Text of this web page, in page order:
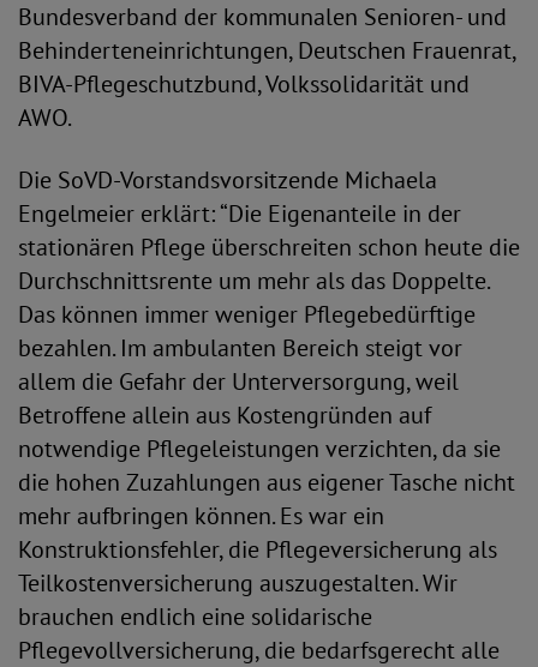
Bundesverband der kommunalen Senioren- und
Behinderteneinrichtungen, Deutschen Frauenrat,
BIVA-Pflegeschutzbund, Volkssolidarität und
AWO.
Die SoVD-Vorstandsvorsitzende Michaela
Engelmeier erklärt: “Die Eigenanteile in der
stationären Pflege überschreiten schon heute die
Durchschnittsrente um mehr als das Doppelte.
Das können immer weniger Pflegebedürftige
bezahlen. Im ambulanten Bereich steigt vor
allem die Gefahr der Unterversorgung, weil
Betroffene allein aus Kostengründen auf
notwendige Pflegeleistungen verzichten, da sie
die hohen Zuzahlungen aus eigener Tasche nicht
mehr aufbringen können. Es war ein
Konstruktionsfehler, die Pflegeversicherung als
Teilkostenversicherung auszugestalten. Wir
brauchen endlich eine solidarische
Pflegevollversicherung, die bedarfsgerecht alle